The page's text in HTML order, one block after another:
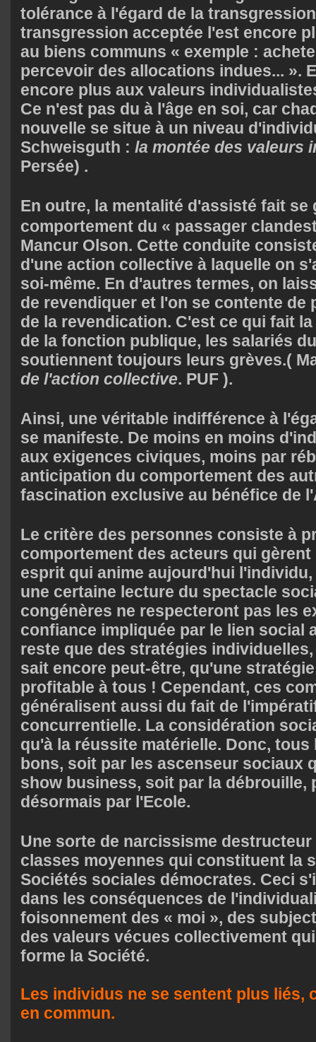
tolérance à l'égard de la
transgression acceptée l'est encore
au biens communs « exemple :
percevoir des allocations indues... ».
encore plus aux valeurs
Ce n'est pas du à l'âge en soi, car
nouvelle se situe à un niveau
Schweisguth : la montée des valeurs
Persée) .
En outre, la mentalité d'assisté fait se
comportement du « passager
Mancur Olson. Cette conduite
d'une action collective à laquelle on
soi-même. En d'autres termes, on
de revendiquer et l'on se contente de
de la revendication. C'est ce qui fait
de la fonction publique, les salariés
soutiennent toujours leurs grèves.(
de l'action collective. PUF ).
Ainsi, une véritable indifférence à
se manifeste. De moins en moins
aux exigences civiques, moins par
anticipation du comportement des
fascination exclusive au bénéfice de
Le critère des personnes consiste à
comportement des acteurs qui
esprit qui anime aujourd'hui
une certaine lecture du spectacle
congénères ne respecteront pas les
confiance impliquée par le lien social
reste que des stratégies
sait encore peut-être, qu'une
profitable à tous ! Cependant, ces
généralisent aussi du fait de
concurrentielle. La considération
qu'à la réussite matérielle. Donc,
bons, soit par les ascenseur sociaux
show business, soit par la débrouille,
désormais par l'Ecole.
Une sorte de narcissisme
classes moyennes qui constituent la
Sociétés sociales démocrates. Ceci
dans les conséquences de
foisonnement des « moi », des
des valeurs vécues collectivement
forme la Société.
Les individus ne se sentent plus liés,
en commun.